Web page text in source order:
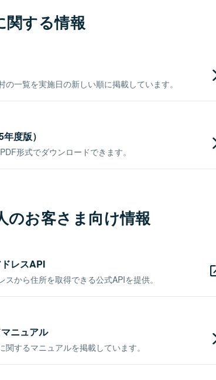
関する情報
一覧を実施日の新しい順に掲載しています。
度版）
形式でダウンロードできます。
のお客さま向け情報
レスAPI
から住所を取得できる公式APIを提供。
ニュアル
するマニュアルを掲載しています。